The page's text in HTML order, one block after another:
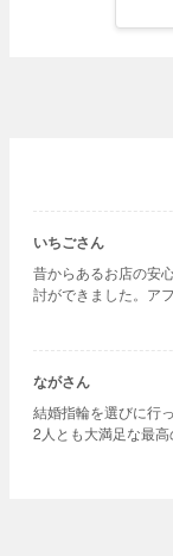
いちごさん
昔からあるお店の安
討ができました。ア
ながさん
結婚指輪を選びに行
2人とも大満足な最